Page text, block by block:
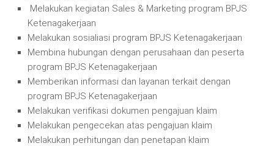
Melakukan kegiatan Sales & Marketing program BPJS
Ketenagakerjaan
Melakukan sosialiasi program BPJS Ketenagakerjaan
Membina hubungan dengan perusahaan dan peserta
program BPJS Ketenagakerjaan
Memberikan informasi dan layanan terkait dengan
program BPJS Ketenagakerjaan
Melakukan verifikasi dokumen pengajuan klaim
Melakukan pengecekan atas pengajuan klaim
Melakukan perhitungan dan penetapan klaim